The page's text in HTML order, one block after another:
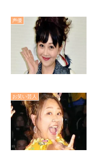
声優
お笑い芸人